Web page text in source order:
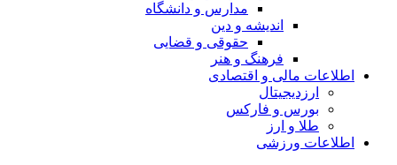
مدارس و دانشگاه
اندیشه و دین
حقوقی و قضایی
فرهنگ و هنر
اطلاعات مالی و اقتصادی
ارزدیجیتال
بورس و فارکس
طلا و ارز
اطلاعات ورزشی